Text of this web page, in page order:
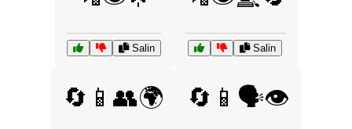
Salin Salin
🔄📱👥🌍 🔄📱🗣️👁️